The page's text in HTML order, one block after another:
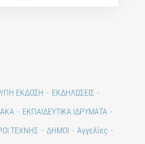
ΕΚΔΟΣΗ
ΕΚΔΗΛΩΣΕΙΣ
ΕΚΠΑΙΔΕΥΤΙΚΑ ΙΔΡΥΜΑΤΑ
ΤΕΧΝΗΣ ΔΗΜΟΙ
Αγγελίες